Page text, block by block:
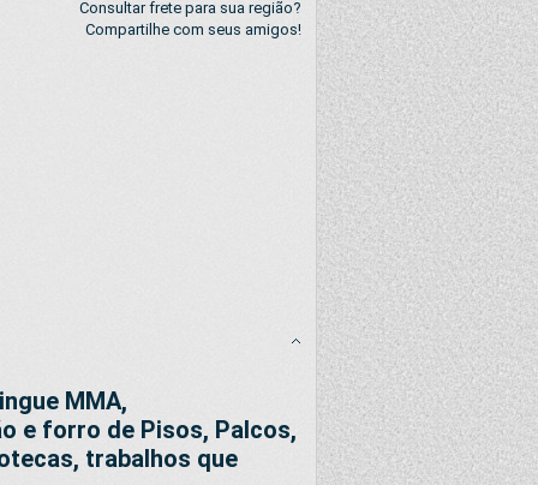
Consultar frete para sua região?
Compartilhe com seus amigos!
MMA,
e forro de Pisos, Palcos,
trabalhos que